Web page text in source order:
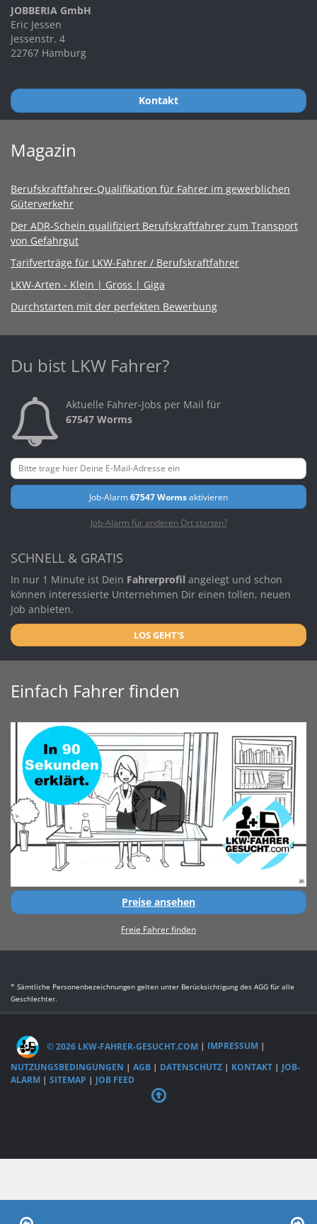
JOBBERIA GmbH
Eric Jessen
Jessenstr. 4
22767 Hamburg
Kontakt
Magazin
Berufskraftfahrer-Qualifikation für Fahrer im gewerblichen
Güterverkehr
Der ADR-Schein qualifiziert Berufskraftfahrer zum Transport
von Gefahrgut
Tarifverträge für LKW-Fahrer / Berufskraftfahrer
LKW-Arten - Klein | Gross | Giga
Durchstarten mit der perfekten Bewerbung
Du bist LKW Fahrer?
Aktuelle Fahrer-Jobs per Mail für
67547 Worms
Job-Alarm67547 Wormsaktivieren
Job-Alarm für anderen Ort starten?
SCHNELL & GRATIS
In nur 1 Minute ist Dein Fahrerprofil angelegt und schon
können interessierte Unternehmen Dir einen tollen, neuen
Job anbieten.
LOS GEHT'S
Einfach Fahrer finden
Preise ansehen
Freie Fahrer finden
* Sämtliche Personenbezeichnungen gelten unter Berücksichtigung des AGG für alle
Geschlechter.
© 2026 LKW-FAHRER-GESUCHT.COM | IMPRESSUM |
NUTZUNGSBEDINGUNGEN | AGB | DATENSCHUTZ | KONTAKT | JOB-
ALARM | SITEMAP | JOB FEED